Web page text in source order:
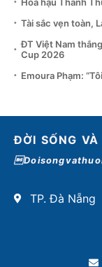
Tài sắc vẹn toàn,
ĐT Việt Nam
Cup 2026
Emoura Phạm:
ĐỜI SỐNG VÀ
TP. Đà Nẵng